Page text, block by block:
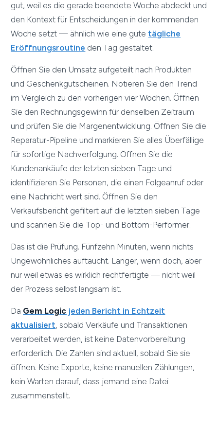
gut, weil es die gerade beendete Woche abdeckt und
den Kontext für Entscheidungen in der kommenden
Woche setzt — ähnlich wie eine gute tägliche
Eröffnungsroutine den Tag gestaltet.
Öffnen Sie den Umsatz aufgeteilt nach Produkten
und Geschenkgutscheinen. Notieren Sie den Trend
im Vergleich zu den vorherigen vier Wochen. Öffnen
Sie den Rechnungsgewinn für denselben Zeitraum
und prüfen Sie die Margenentwicklung. Öffnen Sie die
Reparatur-Pipeline und markieren Sie alles Überfällige
für sofortige Nachverfolgung. Öffnen Sie die
Kundenankäufe der letzten sieben Tage und
identifizieren Sie Personen, die einen Folgeanruf oder
eine Nachricht wert sind. Öffnen Sie den
Verkaufsbericht gefiltert auf die letzten sieben Tage
und scannen Sie die Top- und Bottom-Performer.
Das ist die Prüfung. Fünfzehn Minuten, wenn nichts
Ungewöhnliches auftaucht. Länger, wenn doch, aber
nur weil etwas es wirklich rechtfertigte — nicht weil
der Prozess selbst langsam ist.
Da Gem Logic jeden Bericht in Echtzeit
aktualisiert, sobald Verkäufe und Transaktionen
verarbeitet werden, ist keine Datenvorbereitung
erforderlich. Die Zahlen sind aktuell, sobald Sie sie
öffnen. Keine Exporte, keine manuellen Zählungen,
kein Warten darauf, dass jemand eine Datei
zusammenstellt.